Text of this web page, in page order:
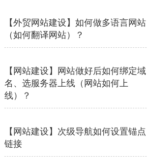
【外贸网站建设】如何做多语言网站
（如何翻译网站）？
【网站建设】网站做好后如何绑定域
名、选服务器上线（网站如何上
线）？
【网站建设】次级导航如何设置锚点
链接